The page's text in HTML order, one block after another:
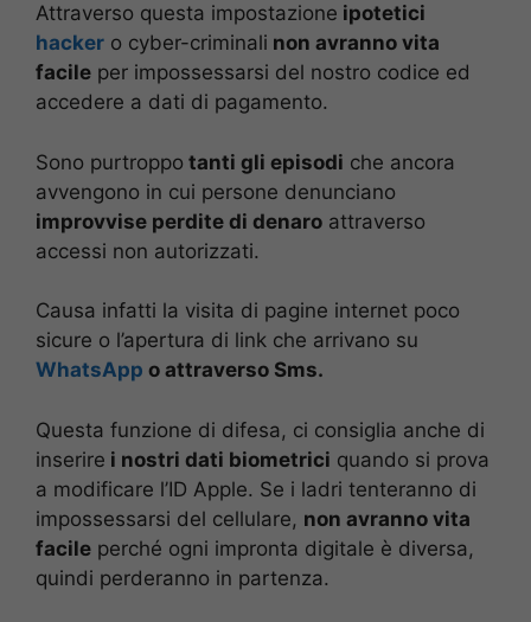
Attraverso questa impostazione ipotetici
hacker o cyber-criminali non avranno vita
facile per impossessarsi del nostro codice ed
accedere a dati di pagamento.
Sono purtroppo tanti gli episodi che ancora
avvengono in cui persone denunciano
improvvise perdite di denaro attraverso
accessi non autorizzati.
Causa infatti la visita di pagine internet poco
sicure o l’apertura di link che arrivano su
WhatsApp o attraverso Sms.
Questa funzione di difesa, ci consiglia anche di
inserire i nostri dati biometrici quando si prova
a modificare l’ID Apple. Se i ladri tenteranno di
impossessarsi del cellulare, non avranno vita
facile perché ogni impronta digitale è diversa,
quindi perderanno in partenza.